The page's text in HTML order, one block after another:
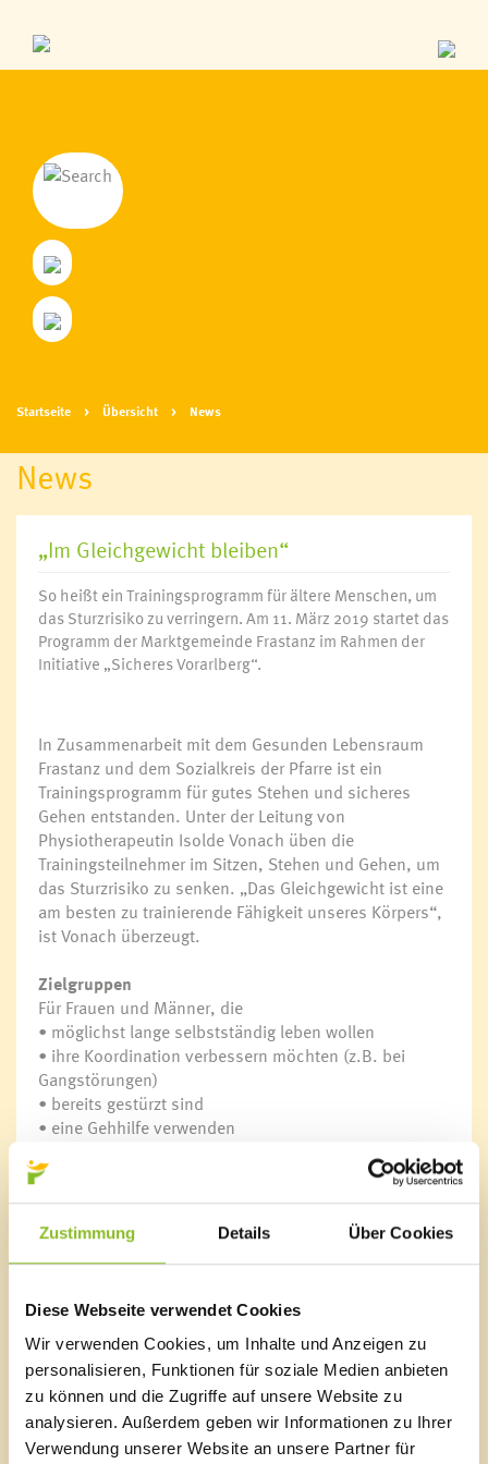
Zustimmung Details Über Cookies
Diese Webseite verwendet Cookies
Wir verwenden Cookies, um Inhalte und Anzeigen zu
personalisieren, Funktionen für soziale Medien anbieten
zu können und die Zugriffe auf unsere Website zu
analysieren. Außerdem geben wir Informationen zu Ihrer
Verwendung unserer Website an unsere Partner für
Startseite Übersicht News
News
„Im Gleichgewicht bleiben“
So heißt ein Trainingsprogramm für ältere Menschen, um
das Sturzrisiko zu verringern. Am 11. März 2019 startet das
Programm der Marktgemeinde Frastanz im Rahmen der
Initiative „Sicheres Vorarlberg“.
In Zusammenarbeit mit dem Gesunden Lebensraum
Frastanz und dem Sozialkreis der Pfarre ist ein
Trainingsprogramm für gutes Stehen und sicheres
Gehen entstanden. Unter der Leitung von
Physiotherapeutin Isolde Vonach üben die
Trainingsteilnehmer im Sitzen, Stehen und Gehen, um
das Sturzrisiko zu senken. „Das Gleichgewicht ist eine
am besten zu trainierende Fähigkeit unseres Körpers“,
ist Vonach überzeugt.
Zielgruppen
Für Frauen und Männer, die
• möglichst lange selbstständig leben wollen
• ihre Koordination verbessern möchten (z.B. bei
Gangstörungen)
• bereits gestürzt sind
• eine Gehhilfe verwenden
• ihre Standfestigkeit mit den erprobten OTAGO-
Übungen verbessern wollen
Termine
von 11.03. bis 29.04.2019
16:30 – 17:30 Uhr
Haus der Begegnung am Kirchplatz
Kosten
Die Marktgemeinde Frastanz unterstützt das
Trainingsprogramm. Damit hat jede/r TeilnehmerIn